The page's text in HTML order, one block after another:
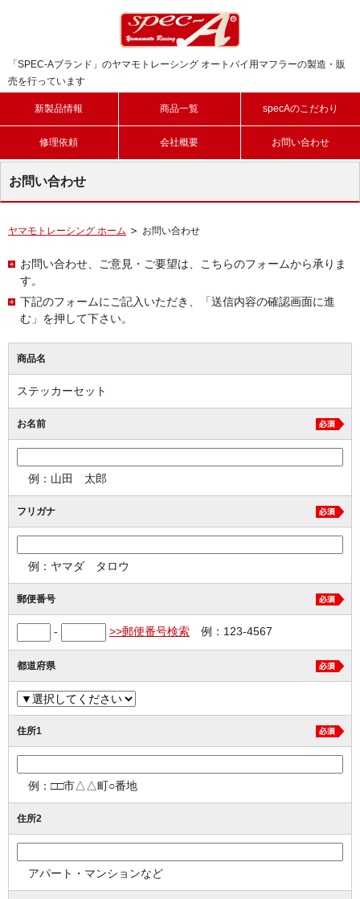
「SPEC-Aブランド」のヤマモトレーシング オートバイ用マフラーの製造・販
売を行っています
新製品情報 商品一覧 specAのこだわり
修理依頼 会社概要 お問い合わせ
お問い合わせ
ヤマモトレーシング ホーム お問い合わせ
お問い合わせ、ご意見・ご要望は、こちらのフォームから承りま
す。
下記のフォームにご記入いただき、「送信内容の確認画面に進
む」を押して下さい。
商品名
ステッカーセット
お名前
例：山田 太郎
フリガナ
例：ヤマダ タロウ
郵便番号
- >>郵便番号検索 例：123-4567
都道府県
住所1
例：□□市△△町○番地
住所2
アパート・マンションなど